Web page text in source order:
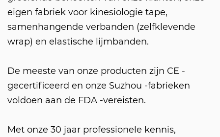
eigen fabriek voor kinesiologie tape,
samenhangende verbanden (zelfklevende
wrap) en elastische lijmbanden.
De meeste van onze producten zijn CE -
gecertificeerd en onze Suzhou -fabrieken
voldoen aan de FDA -vereisten.
Met onze 30 jaar professionele kennis,